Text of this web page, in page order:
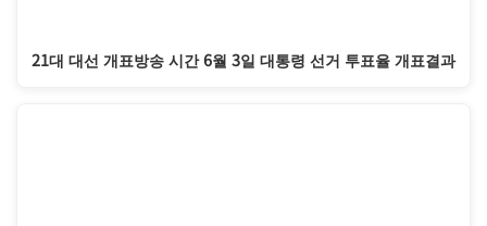
21대 대선 개표방송 시간 6월 3일 대통령 선거 투표율 개표결과